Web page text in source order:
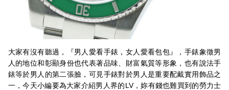
大家有沒有聽過，『男人愛看手錶，女人愛看包包』，手錶象徵男
人的地位和彰顯身份也代表著品味、財富氣質等形象，也有說法手
錶等於男人的第二張臉，可見手錶對於男人是重要配戴實用飾品之
一，今天小編要為大家介紹男人界的LV，妳有錢也難買到的勞力士